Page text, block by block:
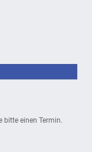
bitte einen Termin.